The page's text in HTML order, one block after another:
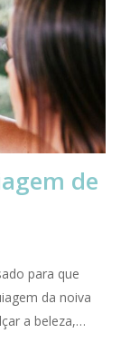
de
para que
da noiva
a beleza,…